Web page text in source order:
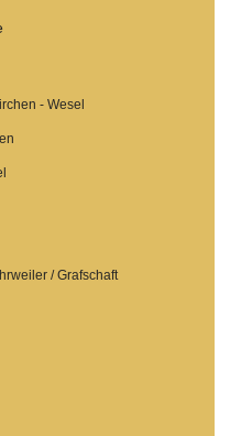
- Wesel
/ Grafschaft